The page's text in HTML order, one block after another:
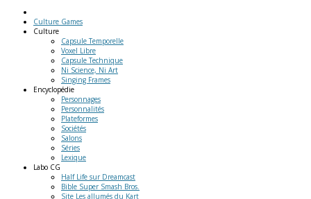
Culture Games
Culture
Capsule Temporelle
Voxel Libre
Capsule Technique
Ni Science, Ni Art
Singing Frames
Encyclopédie
Personnages
Personnalités
Plateformes
Sociétés
Salons
Séries
Lexique
Labo CG
Half Life sur Dreamcast
Bible Super Smash Bros.
Site Les allumés du Kart